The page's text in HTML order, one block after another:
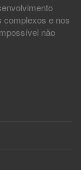
complexos e nos
não